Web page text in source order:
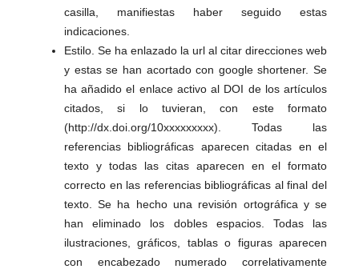
casilla, manifiestas haber seguido estas
indicaciones.
Estilo. Se ha enlazado la url al citar direcciones web
y estas se han acortado con google shortener. Se
ha añadido el enlace activo al DOI de los artículos
citados, si lo tuvieran, con este formato
(http://dx.doi.org/10xxxxxxxxx). Todas las
referencias bibliográficas aparecen citadas en el
texto y todas las citas aparecen en el formato
correcto en las referencias bibliográficas al final del
texto. Se ha hecho una revisión ortográfica y se
han eliminado los dobles espacios. Todas las
ilustraciones, gráficos, tablas o figuras aparecen
con encabezado numerado correlativamente